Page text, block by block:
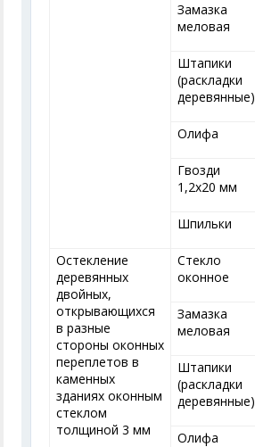
Замазка
меловая
Штапики
(раскладки
деревянные)
Олифа
Гвозди
1,2x20 мм
Шпильки
Остекление
деревянных
двойных,
открывающихся
в разные
стороны оконных
переплетов в
каменных
зданиях оконным
стеклом
толщиной 3 мм
Стекло
оконное
Замазка
меловая
Штапики
(раскладки
деревянные)
Олифа